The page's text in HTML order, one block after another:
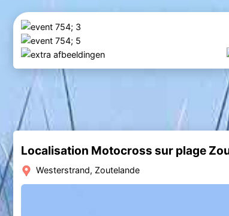
Localisation Motocross sur plage
Westerstrand, Zoutelande